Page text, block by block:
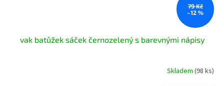
79 Kč
–12 %
vak batůžek sáček černozelený s barevnými nápisy
Skladem (98 ks)